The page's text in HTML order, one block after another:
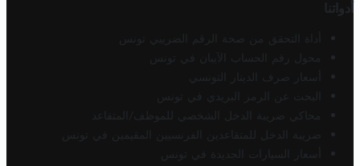
أدواتنا
أداة التحقق من صحة الرقم الضريبي تونس
محول رقم الحساب الآيبان في تونس
أسعار صرف الدينار التونسي
البحث عن الرمز البريدي في تونس
محاكي ضريبة الدخل الشخصي للموظف/المتقاعد
ضريبة الدخل للمتقاعدين الفرنسيين المقيمين في تونس
أسعار السيارات الجديدة في تونس